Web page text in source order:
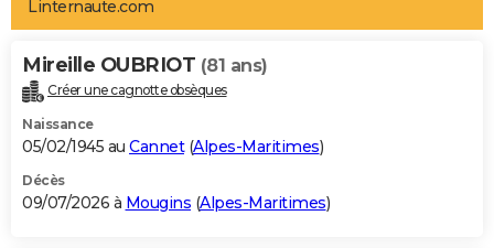
Art de vivre
Bien-être
Loisirs
Mode
Modes de vie
Alimentation
Guide de la santé
Maladies
Médicaments
Sommeil
VOYAGE
Destinations
City break
Voyage nature
Voyage de noces
Forum
Climat
+PHOTO
GUIDES D'ACHAT
BONS PLANS
Linternaute.com
Mireille OUBRIOT (81 ans)
Créer une cagnotte obsèques
Naissance
05/02/1945 au Cannet(Alpes-Maritimes)
Décès
09/07/2026 à Mougins (Alpes-Maritimes)